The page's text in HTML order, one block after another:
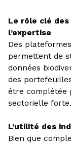
Le rôle clé
l’expertise
Des
permettent de
données
des
être complétée
sectorielle forte.
L’utilité des
Bien que